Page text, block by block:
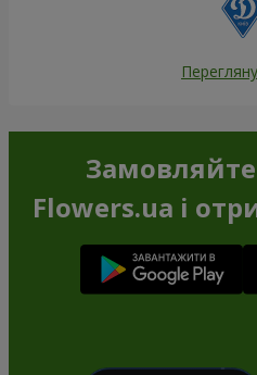
Flowers.ua і